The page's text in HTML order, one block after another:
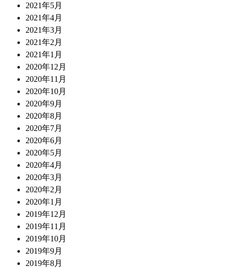
2021年5月
2021年4月
2021年3月
2021年2月
2021年1月
2020年12月
2020年11月
2020年10月
2020年9月
2020年8月
2020年7月
2020年6月
2020年5月
2020年4月
2020年3月
2020年2月
2020年1月
2019年12月
2019年11月
2019年10月
2019年9月
2019年8月